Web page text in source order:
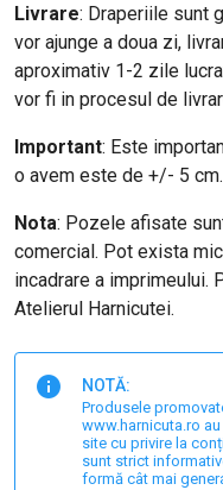
Livrare: Draperiile sunt
vor ajunge a doua zi,
aproximativ 1-2 zile
vor fi in procesul de
Important: Este
o avem este de +/- 5 cm.
Nota: Pozele afisate
comercial. Pot exista
incadrare a imprimeului.
Atelierul Harnicutei.
NOTĂ:
Produsele
www.harnicuta.ro
site cu privire la
sunt strict
formă cât mai